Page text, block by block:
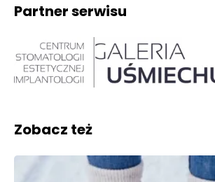
Partner serwisu
Zobacz też